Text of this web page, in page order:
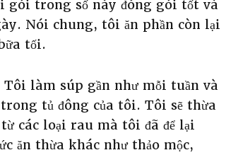
gói trong số này đóng gói tốt và
Nói chung, tôi ăn phần còn lại
tối.
làm súp gần như mỗi tuần và
tủ đông của tôi. Tôi sẽ thừa
các loại rau mà tôi đã để lại
ăn thừa khác như thảo mộc,